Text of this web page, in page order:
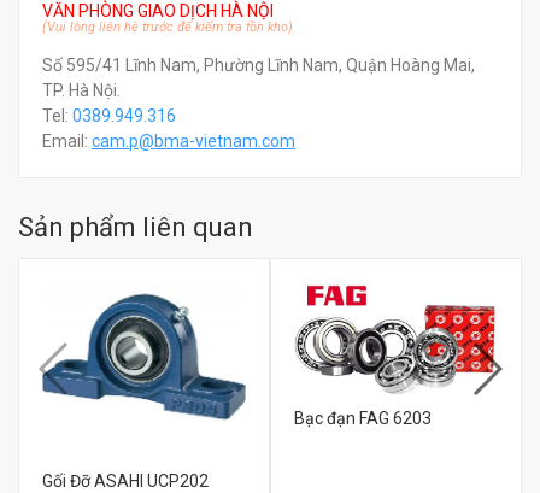
VĂN PHÒNG GIAO DỊCH HÀ NỘI
(Vui lòng liên hệ trước để kiểm tra tồn kho)
Số 595/41 Lĩnh Nam, Phường Lĩnh Nam, Quận Hoàng Mai,
TP. Hà Nội.
Tel: 0389.949.316
Email: cam.p@bma-vietnam.com
Sản phẩm liên quan
Gối Đỡ ASAHI UCP202
Bạc đạn FAG 6203